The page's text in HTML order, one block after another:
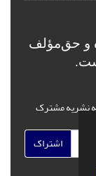
و حق‌مؤلف
نشریه مشترک
اشتراک